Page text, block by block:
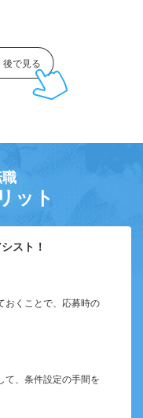
ット
スト！
おくことで、応募時の
て、条件設定の手間を